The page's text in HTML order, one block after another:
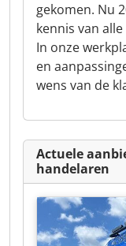
gekomen. Nu
kennis van
In onze
en
wens van de
Actuele
handelaren